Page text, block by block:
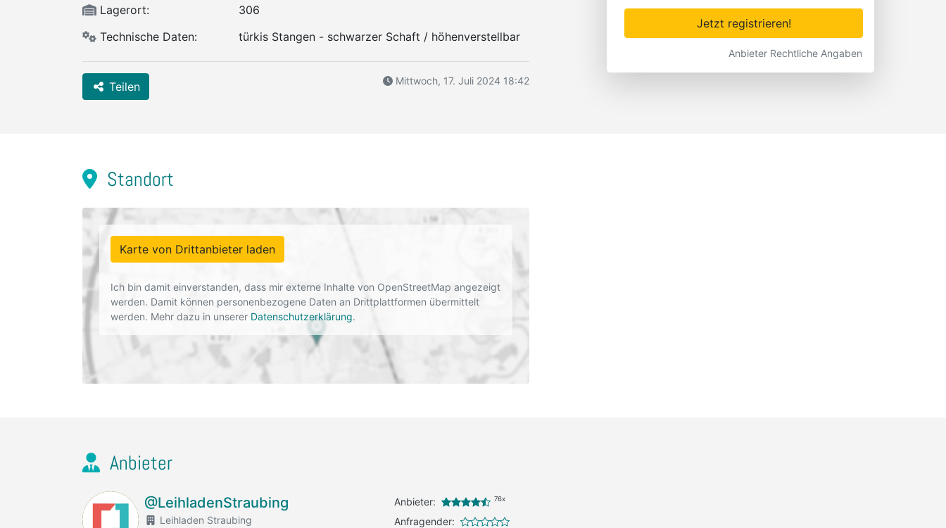
Jetzt registrieren!
Anbieter Rechtliche Angaben
Lagerort:
306
Technische Daten:
türkis Stangen - schwarzer Schaft / höhenverstellbar
Teilen Mittwoch, 17. Juli 2024 18:42
Standort
Karte von Drittanbieter laden
Ich bin damit einverstanden, dass mir externe Inhalte von OpenStreetMap angezeigt
werden. Damit können personenbezogene Daten an Drittplattformen übermittelt
werden. Mehr dazu in unserer Datenschutzerklärung.
Anbieter
@LeihladenStraubing
Leihladen Straubing
Anbieter: 76x
Anfragender: